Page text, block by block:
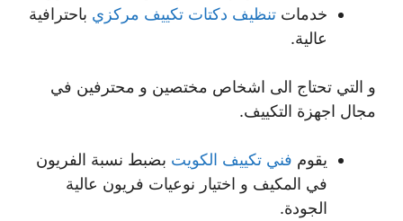
خدمات تنظيف دكتات تكييف مركزي باحترافية
عالية.
و التي تحتاج الى اشخاص مختصين و محترفين في
مجال اجهزة التكييف.
يقوم فني تكييف الكويت بضبط نسبة الفريون
في المكيف و اختيار نوعيات فريون عالية
الجودة.